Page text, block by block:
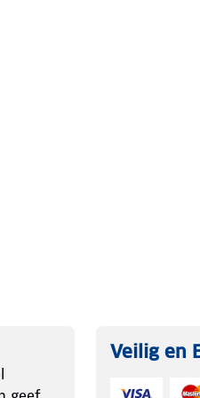
Veilig en